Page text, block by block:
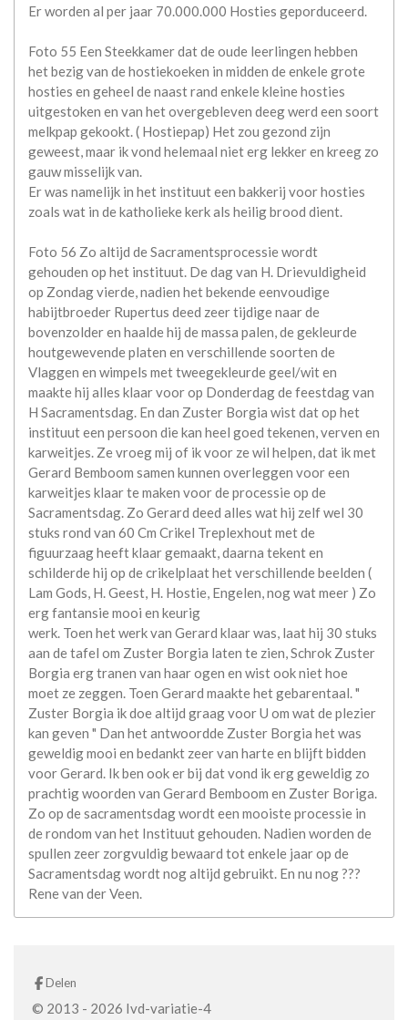
Er worden al per jaar 70.000.000 Hosties geporduceerd.
Foto 55 Een Steekkamer dat de oude leerlingen hebben
het bezig van de hostiekoeken in midden de enkele grote
hosties en geheel de naast rand enkele kleine hosties
uitgestoken en van het overgebleven deeg werd een soort
melkpap gekookt. ( Hostiepap) Het zou gezond zijn
geweest, maar ik vond helemaal niet erg lekker en kreeg zo
gauw misselijk van.
Er was namelijk in het instituut een bakkerij voor hosties
zoals wat in de katholieke kerk als heilig brood dient.
Foto 56 Zo altijd de Sacramentsprocessie wordt
gehouden op het instituut. De dag van H. Drievuldigheid
op Zondag vierde, nadien het bekende eenvoudige
habijtbroeder Rupertus deed zeer tijdige naar de
bovenzolder en haalde hij de massa palen, de gekleurde
houtgewevende platen en verschillende soorten de
Vlaggen en wimpels met tweegekleurde geel/wit en
maakte hij alles klaar voor op Donderdag de feestdag van
H Sacramentsdag. En dan Zuster Borgia wist dat op het
instituut een persoon die kan heel goed tekenen, verven en
karweitjes. Ze vroeg mij of ik voor ze wil helpen, dat ik met
Gerard Bemboom samen kunnen overleggen voor een
karweitjes klaar te maken voor de processie op de
Sacramentsdag. Zo Gerard deed alles wat hij zelf wel 30
stuks rond van 60 Cm Crikel Treplexhout met de
figuurzaag heeft klaar gemaakt, daarna tekent en
schilderde hij op de crikelplaat het verschillende beelden (
Lam Gods, H. Geest, H. Hostie, Engelen, nog wat meer ) Zo
erg fantansie mooi en keurig
werk. Toen het werk van Gerard klaar was, laat hij 30 stuks
aan de tafel om Zuster Borgia laten te zien, Schrok Zuster
Borgia erg tranen van haar ogen en wist ook niet hoe
moet ze zeggen. Toen Gerard maakte het gebarentaal. "
Zuster Borgia ik doe altijd graag voor U om wat de plezier
kan geven " Dan het antwoordde Zuster Borgia het was
geweldig mooi en bedankt zeer van harte en blijft bidden
voor Gerard. Ik ben ook er bij dat vond ik erg geweldig zo
prachtig woorden van Gerard Bemboom en Zuster Boriga.
Zo op de sacramentsdag wordt een mooiste processie in
de rondom van het Instituut gehouden. Nadien worden de
spullen zeer zorgvuldig bewaard tot enkele jaar op de
Sacramentsdag wordt nog altijd gebruikt. En nu nog ???
Rene van der Veen.
Delen
© 2013 - 2026 Ivd-variatie-4